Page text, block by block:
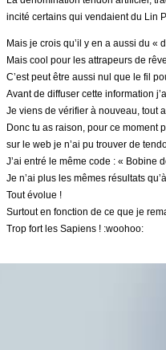
incité certains qui vendaient du Lin
Mais je crois qu’il y en a aussi du «
Mais cool pour les attrapeurs de
C’est peut être aussi nul que le fil
Avant de diffuser cette information
Je viens de vérifier à nouveau, tout
Donc tu as raison, pour ce moment
sur le web je n’ai pu trouver de
J’ai entré le même code : « Bobine
Je n’ai plus les mêmes résultats
Tout évolue !
Surtout en fonction de ce que je
Trop fort les Sapiens ! :woohoo: